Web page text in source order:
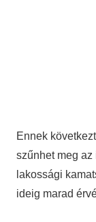
Ennek
szűnhet meg
lakossági
ideig marad